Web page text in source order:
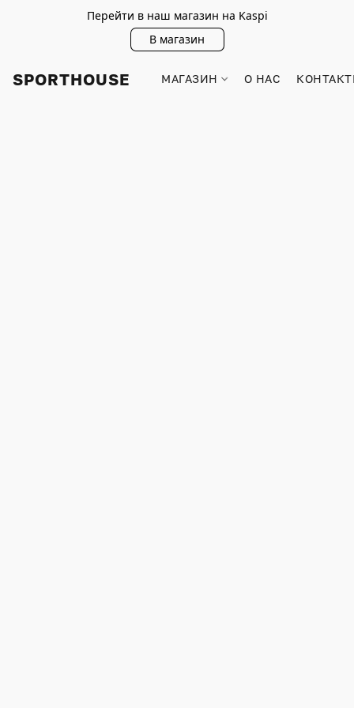
Перейти в наш магазин на Kaspi
В магазин
SPORTHOUSE МАГАЗИН О НАС